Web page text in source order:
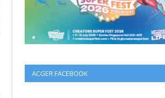
ACGER FACEBOOK